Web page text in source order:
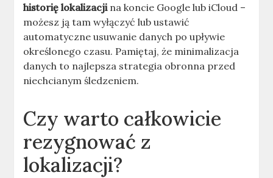
historię lokalizacjina koncie Google lub iCloud –
możesz ją tam wyłączyć lub ustawić
automatyczne usuwanie danych po upływie
określonego czasu. Pamiętaj, że minimalizacja
danych to najlepsza strategia obronna przed
niechcianym śledzeniem.
Czy warto całkowicie
rezygnować z
lokalizacji?